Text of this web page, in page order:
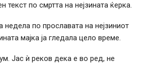
по смртта на нејзината ќерка.
по прославата на нејзиниот
мајка ја гледала цело време.
Јас ѝ реков дека е во ред, не